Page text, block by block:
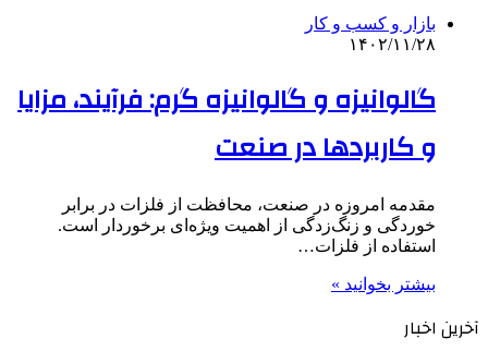
بازار و کسب و کار
۱۴۰۲/۱۱/۲۸
گالوانیزه و گالوانیزه گرم: فرآیند، مزایا
و کاربردها در صنعت
مقدمه امروزه در صنعت، محافظت از فلزات در برابر
خوردگی و زنگ‌زدگی از اهمیت ویژه‌ای برخوردار است.
استفاده از فلزات…
بیشتر بخوانید »
آخرین اخبار